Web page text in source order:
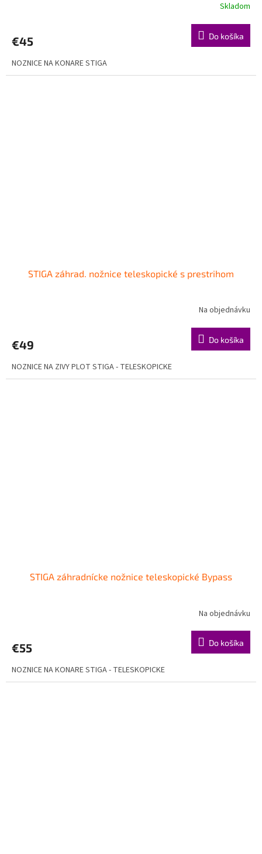
Skladom
€45 Do košíka
NOZNICE NA KONARE STIGA
STIGA záhrad. nožnice teleskopické s prestrihom
Na objednávku
€49 Do košíka
NOZNICE NA ZIVY PLOT STIGA - TELESKOPICKE
STIGA záhradnícke nožnice teleskopické Bypass
Na objednávku
€55 Do košíka
NOZNICE NA KONARE STIGA - TELESKOPICKE